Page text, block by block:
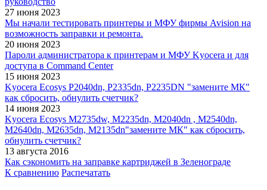
27 июня 2023
Мы начали тестировать принтеры и МФУ фирмы Avision на
возможность заправки и ремонта.
20 июня 2023
Пароли администратора к принтерам и МФУ Kyocera и для
доступа в Command Center
15 июня 2023
Kyocera Ecosys P2040dn, P2335dn, P2235DN "замените МК"
как сбросить, обнулить счетчик?
14 июня 2023
Kyocera Ecosys M2735dw, M2235dn, M2040dn , M2540dn,
M2640dn, M2635dn, M2135dn"замените МК" как сбросить,
обнулить счетчик?
13 августа 2016
Как сэкономить на заправке картриджей в Зеленограде
К сравнению Распечатать